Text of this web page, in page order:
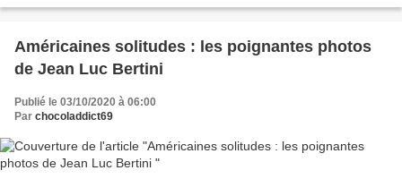
Américaines solitudes : les poignantes photos
de Jean Luc Bertini
Publié le 03/10/2020 à 06:00
Par chocoladdict69